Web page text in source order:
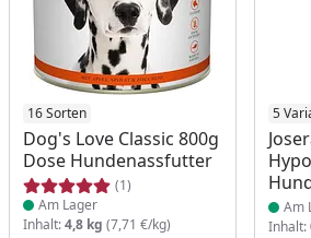
16 Sorten
Dog's Love Classic 800g
Dose Hundenassfutter
(1)
Produkt am Lager
Am Lager
Inhalt:4,8 kg (7,71 €/kg)
5
Am
Inhalt: